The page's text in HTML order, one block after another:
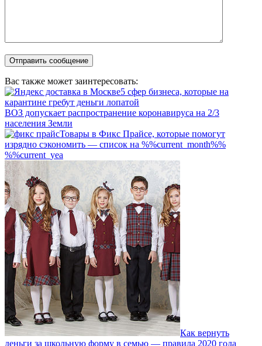
Вас также может заинтересовать:
5 сфер бизнеса, которые на
карантине гребут деньги лопатой
ВОЗ допускает распространение коронавируса на 2/3
населения Земли
Товары в Фикс Прайсе, которые помогут
изрядно сэкономить — список на %%current_month%%
%%current_yea
Как вернуть
деньги за школьную форму в семью — правила 2020 года